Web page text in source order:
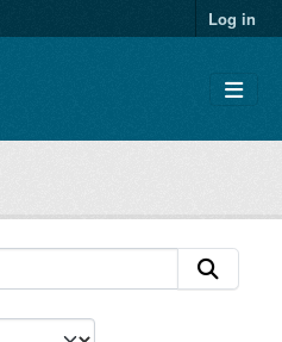
Log in